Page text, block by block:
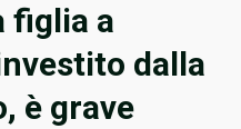
figlia a
dalla
è grave